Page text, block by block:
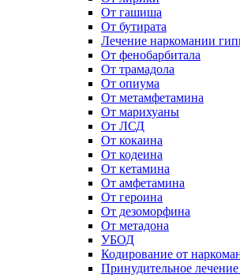
От гашиша
От бутирата
Лечение наркомании
От фенобарбитала
От трамадола
От опиума
От метамфетамина
От марихуаны
От ЛСД
От кокаина
От кодеина
От кетамина
От амфетамина
От героина
От дезоморфина
От метадона
УБОД
Кодирование от
Принудительное